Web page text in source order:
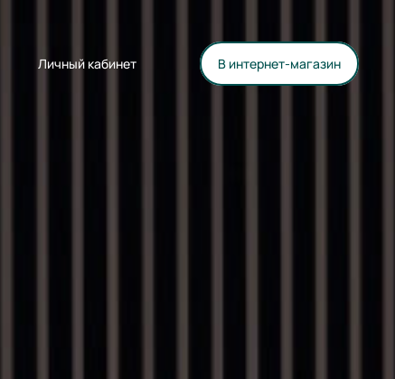
Личный кабинет В интернет-магазин